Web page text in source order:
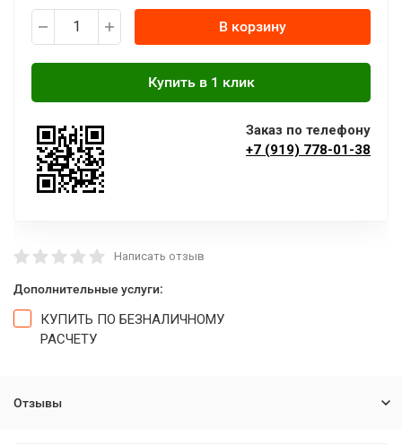
В корзину
Заказ по телефону
+7 (919) 778-01-38
Написать отзыв
Дополнительные услуги:
КУПИТЬ ПО БЕЗНАЛИЧНОМУ
РАСЧЕТУ
Отзывы